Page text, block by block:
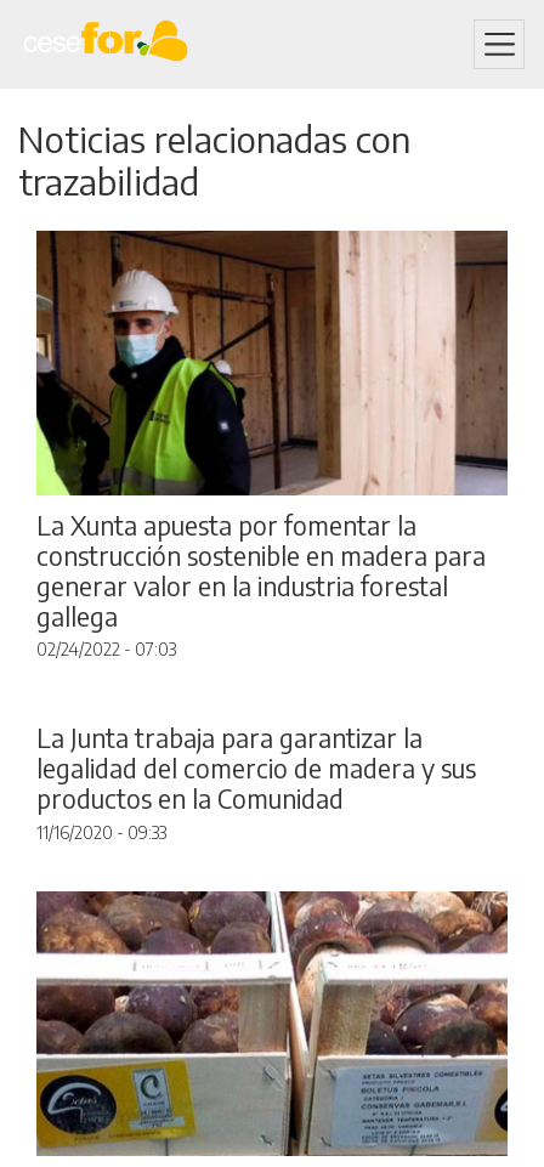
to
Noticias relacionadas con
trazabilidad
La Xunta apuesta por fomentar la
construcción sostenible en madera para
generar valor en la industria forestal
gallega
02/24/2022 - 07:03
La Junta trabaja para garantizar la
legalidad del comercio de madera y sus
productos en la Comunidad
11/16/2020 - 09:33